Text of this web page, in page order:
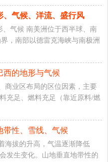
、气候、洋流、盛行风
气候 南美洲位于西半球、南
，南部以德雷克海峡与南极洲
西的地形与气候
商业区布局的区位因素，主要
充足、燃料充足（靠近原料/燃
带性、雪线、气候
海拔的升高，气温逐渐降低
发生变化。山地垂直地带性的